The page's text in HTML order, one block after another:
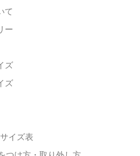
て
ー
ズ
ズ
イズ表